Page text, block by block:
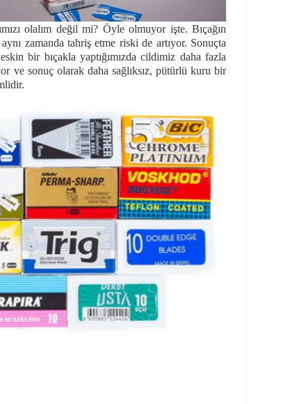
olalım değil mi? Öyle olmuyor işte. Bıçağın
zamanda tahriş etme riski de artıyor. Sonuçta
bir bıçakla yaptığımızda cildimiz daha fazla
ve sonuç olarak daha sağlıksız, pütürlü kuru bir